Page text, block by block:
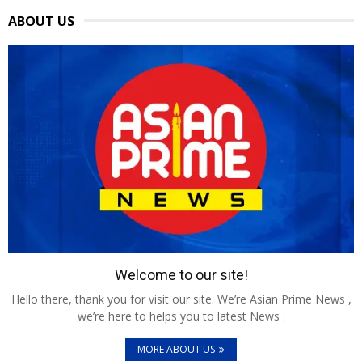
ABOUT US
Welcome to our site!
Hello there, thank you for visit our site. We’re Asian Prime News ,
we’re here to helps you to latest News .
MORE ABOUT US